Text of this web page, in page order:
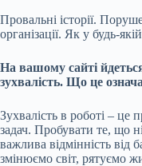
Провальні історії.
організації. Як у будь-
На вашому сайті
зухвалість. Що це
Зухвалість в роботі – це
задач. Пробувати те, що
важлива відмінність від
змінюємо світ, рятуємо